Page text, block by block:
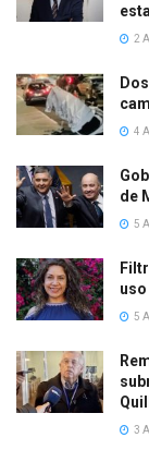
2
4
de
5
5
3